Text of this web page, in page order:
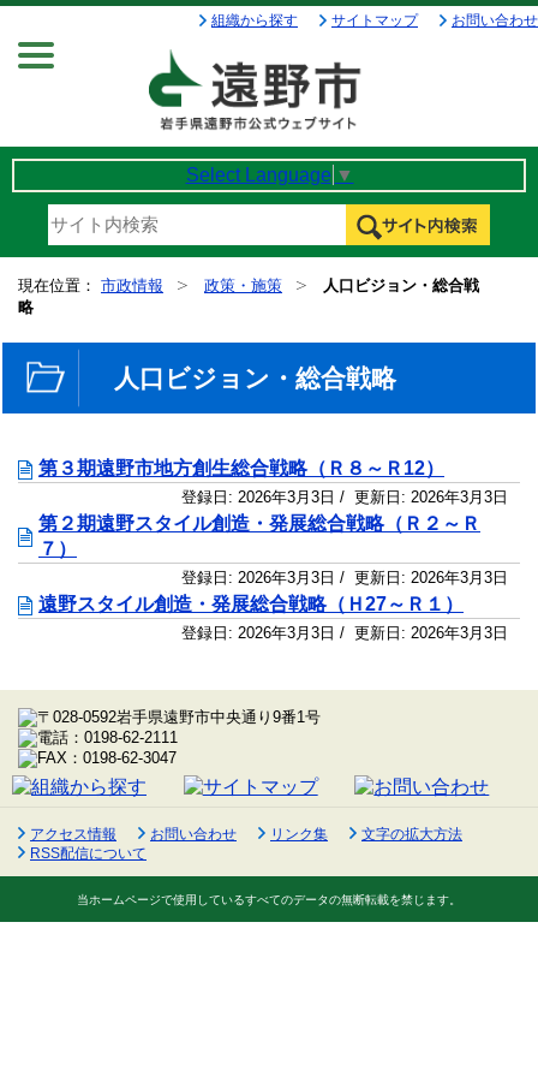
組織から探す サイトマップ お問い合わせ
Select Language ▼
現在位置： 市政情報 政策・施策
人口ビジョン・総合戦
略
人口ビジョン・総合戦略
第３期遠野市地方創生総合戦略（Ｒ８～Ｒ12）
登録日: 2026年3月3日 / 更新日: 2026年3月3日
第２期遠野スタイル創造・発展総合戦略（Ｒ２～Ｒ
７）
登録日: 2026年3月3日 / 更新日: 2026年3月3日
遠野スタイル創造・発展総合戦略（Ｈ27～Ｒ１）
登録日: 2026年3月3日 / 更新日: 2026年3月3日
アクセス情報 お問い合わせ リンク集
文字の拡大方法
RSS配信について
当ホームページで使用しているすべてのデータの無断転載を禁じます。